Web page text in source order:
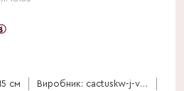
см
Виробник: cactuskw-j-vd-linden-bv